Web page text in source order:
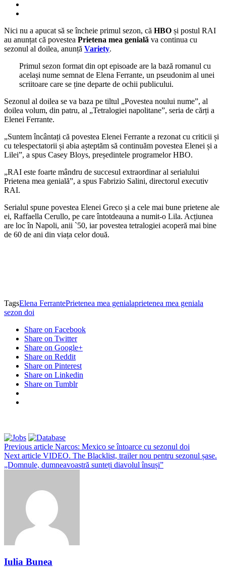
Nici nu a apucat să se încheie primul sezon, că HBO și postul RAI
au anunțat că povestea Prietena mea genială va continua cu
sezonul al doilea, anunță Variety.
Primul sezon format din opt episoade are la bază romanul cu
același nume semnat de Elena Ferrante, un pseudonim al unei
scriitoare care se ține departe de ochii publicului.
Sezonul al doilea se va baza pe tiltul „Povestea noului nume”, al
doilea volum, din patru, al „Tetralogiei napolitane”, seria de cărți a
Elenei Ferrante.
„Suntem încântați că povestea Elenei Ferrante a rezonat cu criticii și
cu telespectatorii și abia așteptăm să continuăm povestea Elenei și a
Lilei”, a spus Casey Bloys, președintele programelor HBO.
„RAI este foarte mândru de succesul extraordinar al serialului
Prietena mea genială”, a spus Fabrizio Salini, directorul executiv
RAI.
Serialul spune povestea Elenei Greco și a cele mai bune prietene ale
ei, Raffaella Cerullo, pe care întotdeauna a numit-o Lila. Acțiunea
are loc în Napoli, anii `50, iar povestea tetralogiei acoperă mai bine
de 60 de ani din viața celor două.
TagsElena FerrantePrietenea mea genialaprietenea mea geniala
sezon doi
Share on Facebook
Share on Twitter
Share on Google+
Share on Reddit
Share on Pinterest
Share on Linkedin
Share on Tumblr
Previous article Narcos: Mexico se întoarce cu sezonul doi
Next article VIDEO. The Blacklist, trailer nou pentru sezonul șase.
„Domnule, dumneavoastră sunteți diavolul însuși”
Iulia Bunea